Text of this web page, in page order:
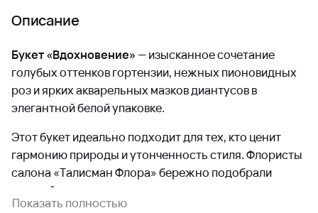
Описание
Букет «Вдохновение» — изысканное сочетание
голубых оттенков гортензии, нежных пионовидных
роз и ярких акварельных мазков диантусов в
элегантной белой упаковке.
Этот букет идеально подходит для тех, кто ценит
гармонию природы и утонченность стиля. Флористы
салона «Талисман Флора» бережно подобрали
каждый цветок, создавая композицию, которая
вдохновляет своей свежестью и красотой.
Показать полностью